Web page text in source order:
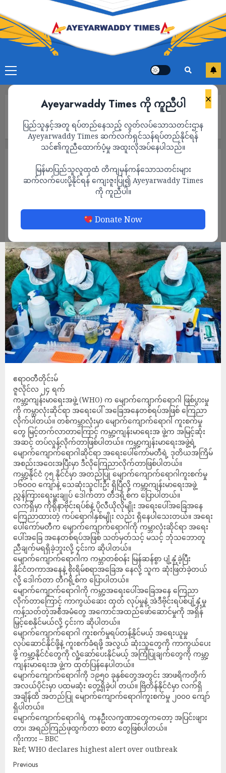
×
Ayeyarwaddy Times ကို ကူညီပါ
ပြည်သူနှင့်အတူ ရပ်တည်နေသည့် လွတ်လပ်သောသတင်းဌာန
Ayeyarwaddy Times ဆက်လက်ရှင်သန်ရပ်တည်နိုင်ရန်
သင်၏ကူညီထောက်ပံ့မှု အထူးလိုအပ်နေပါသည်။
မြန်မာပြည်သူလူထုထံ တိကျမှန်ကန်သောသတင်းများ
ဆက်လက်ပေးပို့နိုင်ရန် ကျေးဇူးပြု၍ Ayeyarwaddy Times
ကို ကူညီပါ။
Donate Now
ဆိုင်ရာ အရေးပေါ်အခြေအနေအဖြစ် ကြေညာ
နိုင်ငံတကာ
ကမ္ဘာ့ကျန်းမာရေးအဖွဲ့က မျောက်ကျောက်ရောဂါ
ဖြစ်ပွားကို ကမ္ဘာလုံးဆိုင်ရာ အရေးပေါ်
အခြေအနေအဖြစ် ကြေညာ
ADMIN JULY 24, 2022
ဧရာဝတီတိုင်းမ်
ဇူလိုင်လ ၂၄ ရက်
ကမ္ဘာ့ကျန်းမာရေးအဖွဲ့ (WHO) က မျောက်ကျောက်ရောဂါ ဖြစ်ပွားမှု
ကို ကမ္ဘာလုံးဆိုင်ရာ အရေးပေါ် အခြေအနေတစ်ရပ်အဖြစ် ကြေညာ
လိုက်ပါတယ်။ တစ်ကမ္ဘာလုံးမှာ မျောက်ကျောက်ရောဂါ ကူးစက်မှု
တွေ မြင့်တက်လာတာကြောင့် ကမ္ဘာ့ကျန်းမာရေးအ ဖွဲ့က အမြင့်ဆုံး
အဆင့် တပ်လှုန့်လိုက်တာဖြစ်ပါတယ်။ ကမ္ဘာ့ကျန်းမာရေးအဖွဲ့ရဲ့
မျောက်ကျောက်ရောဂါဆိုင်ရာ အရေးပေါ်ကော်မတီရဲ့ ဒုတိယအကြိမ်
အစည်းအဝေးအပြီးမှာ ဒီလိုကြေညာလိုက်တာဖြစ်ပါတယ်။
ကမ္ဘာ့နိုင်ငံ ၇၅ နိုင်ငံမှာ အတည်ပြု မျောက်ကျောက်ရောဂါကူးစက်မှု
၁၆၀၀၀ ကျော်နဲ့ သေဆုံးသူငါးဦး ရှိပြီလို့ ကမ္ဘာ့ကျန်းမာရေးအဖွဲ့
ညွှန်ကြားရေးမှူးချုပ် ဒေါက်တာ တီဒရို့စ်က ပြောပါတယ်။
လက်ရှိမှာ ကိုရိုနာဗိုင်းရပ်စ်နဲ့ ပိုလီယိုလိုမျိုး အရေးပေါ်အခြေအနေ
ကြေညာထားတဲ့ ကပ်ရောဂါနှစ်မျိုး လည်း ရှိနေပါသေးတယ်။ အရေး
ပေါ်ကော်မတီက မျောက်ကျောက်ရောဂါကို ကမ္ဘာလုံးဆိုင်ရာ အရေး
ပေါ်အခြေ အနေတစ်ရပ်အဖြစ် သတ်မှတ်သင့် မသင့် ဘုံသဘောတူ
ညီချက်မရရှိခဲ့ဘူးလို့ ၄င်းက ဆိုပါတယ်။
မျောက်ကျောက်ရောဂါက ကမ္ဘာတစ်ဝန်း မြန်ဆန်စွာ ပျံ့နှံ့ခဲ့ပြီး
နိုင်ငံတကာအနေနဲ့ စိုးရိမ်စရာအခြေအ နေလို့ သူက ဆုံးဖြတ်ခဲ့တယ်
လို့ ဒေါက်တာ တီဂရို့စ်က ပြောပါတယ်။
မျောက်ကျောက်ရောဂါကို ကမ္ဘာ့အရေးပေါ်အခြေအနေ ကြေညာ
လိုက်တာကြောင့် ကာကွယ်ဆေး ထုတ် လုပ်မှုနဲ့ အဲဒီဗိုင်းရပ်စ်ပျံ့နှံ့မှု
ကန့်သတ်တဲ့အစီအမံတွေ အကောင်အထည်ဖော်ဆောင်မှုကို အရှိန်
မြှင့်စေနိုင်မယ်လို့ ၄င်းက ဆိုပါတယ်။
မျောက်ကျောက်ရောဂါ ကူးစက်မှုရပ်တန့်နိုင်မယ့် အရေးယူမှု
လုပ်ဆောင်နိုင်ဖို့နဲ့ ကူးစက်ခံရဖို့ အလွယ် ဆုံးသူတွေကို ကာကွယ်ပေး
ဖို့ ကမ္ဘာ့နိုင်ငံတွေကို လှုံ့ဆော်ပေးနိုင်မယ့် အကြံပြုချက်တွေကို ကမ္ဘာ့
ကျန်းမာရေးအ ဖွဲ့က ထုတ်ပြန်နေပါတယ်။
မျောက်ကျောက်ရောဂါကို ၁၉၅၀ ခုနှစ်တွေအတွင်း အာဖရိကတိုက်
အလယ်ပိုင်းမှာ ပထမဆုံး တွေ့ရှိခဲ့ပါ တယ်။ ဗြိတိန်နိုင်ငံမှာ လက်ရှိ
အချိန်ထိ အတည်ပြု မျောက်ကျောက်ရောဂါကူးစက်မှု ၂၀၀၀ ကျော်
ရှိပါတယ်။
မျောက်ကျောက်ရောဂါရဲ့ ကနဦးလက္ခဏာတွေကတော့ အပြင်းဖျား
တာ၊ အရည်ကြည်ဖုထွက်တာ စတာ တွေဖြစ်ပါတယ်။
ကိုးကား – BBC
Ref; WHO declares highest alert over outbreak
Previous